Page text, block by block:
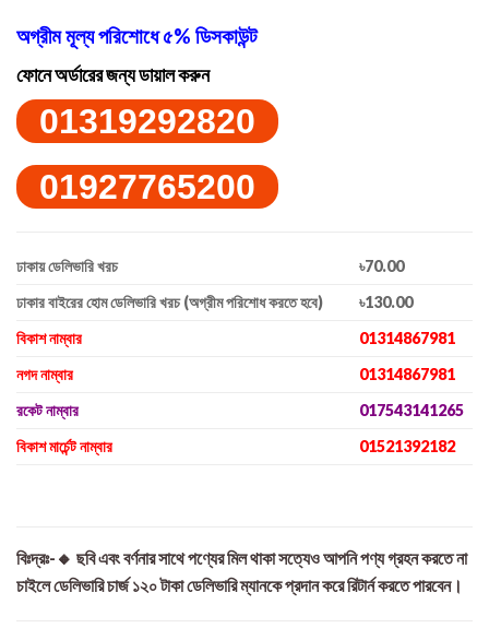
অগ্রীম মূল্য পরিশোধে ৫% ডিসকাউন্ট
ফোনে অর্ডারের জন্য ডায়াল করুন
01319292820
01927765200
ঢাকায় ডেলিভারি খরচ
৳70.00
ঢাকার বাইরের হোম ডেলিভারি খরচ (অগ্রীম পরিশোধ করতে হবে)
৳130.00
বিকাশ নাম্বার
01314867981
নগদ নাম্বার
01314867981
রকেট নাম্বার
017543141265
বিকাশ মার্চেন্ট নাম্বার
01521392182
বিঃদ্রঃ-🔸 ছবি এবং বর্ণনার সাথে পণ্যের মিল থাকা সত্যেও আপনি পণ্য গ্রহন করতে না
চাইলে ডেলিভারি চার্জ ১২০ টাকা ডেলিভারি ম্যানকে প্রদান করে রিটার্ন করতে পারবেন।